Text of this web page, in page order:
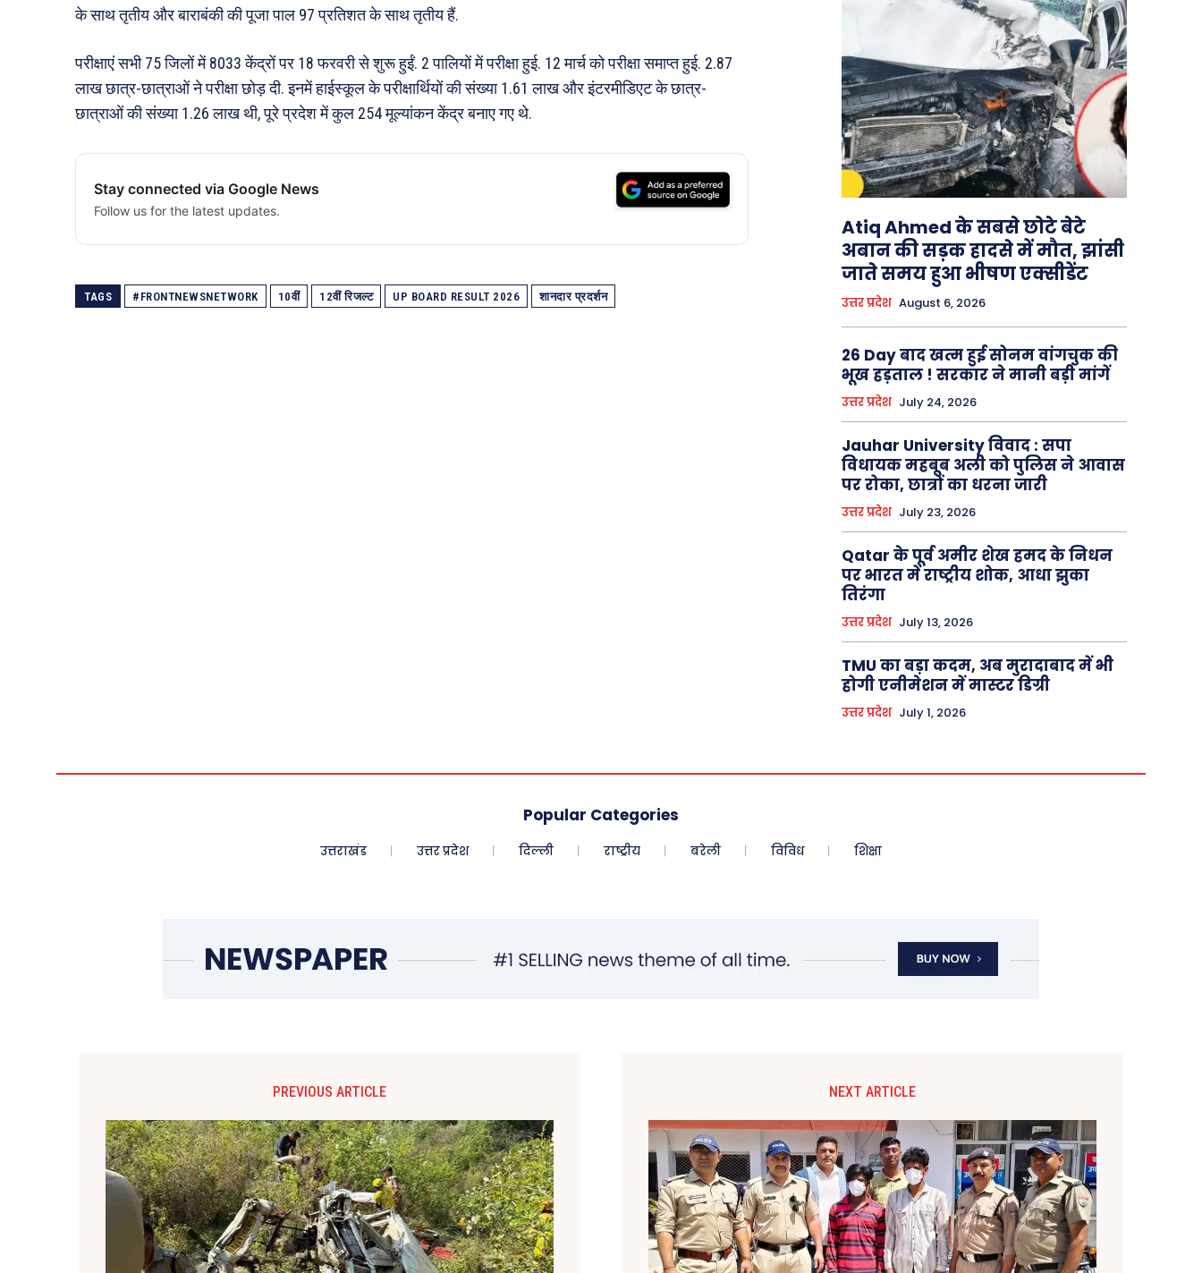
के साथ तृतीय और बाराबंकी की पूजा पाल 97 प्रतिशत के साथ तृतीय हैं.
परीक्षाएं सभी 75 जिलों में 8033 केंद्रों पर 18 फरवरी से शुरू हुईं. 2 पालियों में परीक्षा हुई. 12 मार्च को परीक्षा समाप्त हुई. 2.87
लाख छात्र-छात्राओं ने परीक्षा छोड़ दी. इनमें हाईस्कूल के परीक्षार्थियों की संख्या 1.61 लाख और इंटरमीडिएट के छात्र-
छात्राओं की संख्या 1.26 लाख थी, पूरे प्रदेश में कुल 254 मूल्यांकन केंद्र बनाए गए थे.
Stay connected via Google News
Follow us for the latest updates.
TAGS #FRONTNEWSNETWORK 10वीं 12वीं रिजल्ट UP BOARD RESULT 2026 शानदार प्रदर्शन
Atiq Ahmed के सबसे छोटे बेटे
अबान की सड़क हादसे में मौत, झांसी
जाते समय हुआ भीषण एक्सीडेंट
उत्तर प्रदेश August 6, 2026
26 Day बाद खत्म हुई सोनम वांगचुक की
भूख हड़ताल ! सरकार ने मानी बड़ी मांगें
उत्तर प्रदेश July 24, 2026
Jauhar University विवाद : सपा
विधायक महबूब अली को पुलिस ने आवास
पर रोका, छात्रों का धरना जारी
उत्तर प्रदेश July 23, 2026
Qatar के पूर्व अमीर शेख हमद के निधन
पर भारत में राष्ट्रीय शोक, आधा झुका
तिरंगा
उत्तर प्रदेश July 13, 2026
TMU का बड़ा कदम, अब मुरादाबाद में भी
होगी एनीमेशन में मास्टर डिग्री
उत्तर प्रदेश July 1, 2026
Popular Categories
उत्तराखंड उत्तर प्रदेश दिल्ली राष्ट्रीय बरेली विविध शिक्षा
PREVIOUS ARTICLE NEXT ARTICLE